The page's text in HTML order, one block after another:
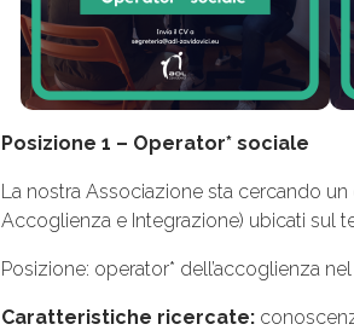
Posizione 1 – Operator* sociale
La nostra Associazione sta cercando
Accoglienza e Integrazione) ubicati sul
Posizione: operator* dell’accoglienza
Caratteristiche ricercate: